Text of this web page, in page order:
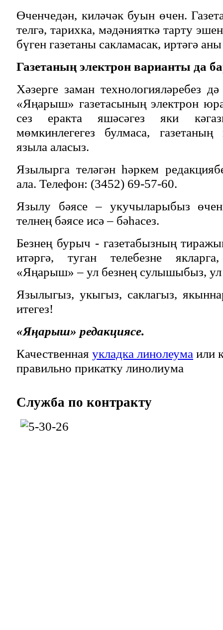
Өченчедән, киләчәк буын өчен.
телгә, тарихка, мәдәнияткә тарту
бүген газетаны сакламасак, иртәгә
Газетаның электрон варианты да
Хәзерге заман технологияләребез
«Яңарыш» газетасының электрон
сез еракта яшәсәгез яки
мөмкинлегегез булмаса,
языла аласыз.
Язылырга теләгән һәркем
ала. Телефон: (3452) 69-57-60.
Язылу бәясе – укучыларыбыз
телнең бәясе исә – бәһасез.
Безнең бурыч - газетабызның
итәргә, туган телебезне
«Яңарыш» – ул безнең сулышыбыз, ул
Язылыгыз, укыгыз, саклагыз,
итегез!
«Яңарыш» редакциясе.
Качественная укладка линолеума или
правильно прикатку линолиума
Служба по контракту